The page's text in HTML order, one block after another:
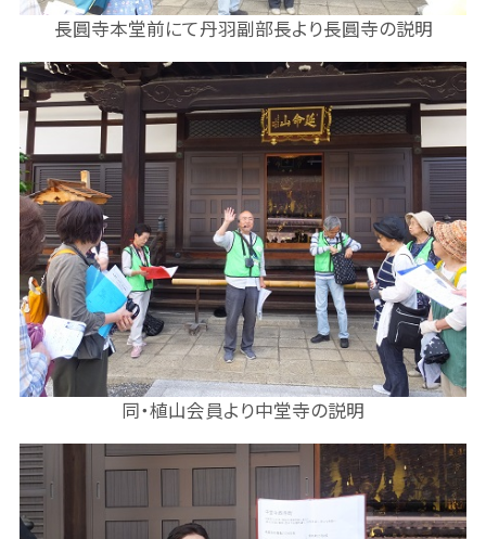
長圓寺本堂前にて丹羽副部長より長圓寺の説明
同・植山会員より中堂寺の説明